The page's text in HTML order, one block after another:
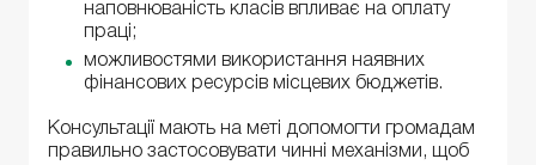
наповнюваність класів впливає на оплату
праці;
можливостями використання наявних
фінансових ресурсів місцевих бюджетів.
Консультації мають на меті допомогти громадам
правильно застосовувати чинні механізми, щоб